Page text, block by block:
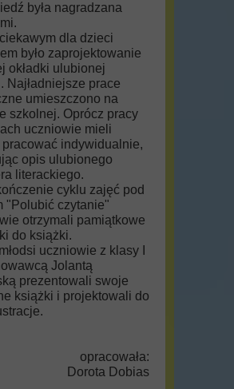
była nagradzana
ciekawym dla dzieci
było zaprojektowanie
okładki ulubionej
Najładniejsze prace
umieszczono na
szkolnej. Oprócz pracy
uczniowie mieli
pracować indywidualnie,
opis ulubionego
literackiego.
cyklu zajęć pod
"Polubić czytanie"
otrzymali pamiątkowe
do książki.
uczniowie z klasy I
Jolantą
prezentowali swoje
książki i projektowali do
opracowała:
Dorota Dobias